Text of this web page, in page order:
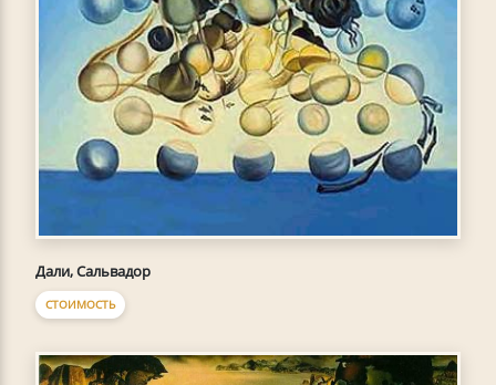
Дали, Сальвадор
СТОИМОСТЬ